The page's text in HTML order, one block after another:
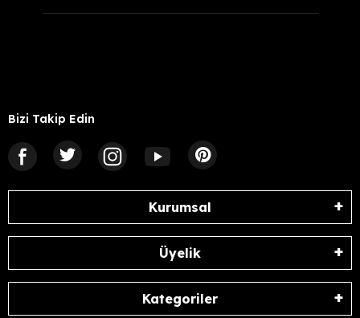
Bizi Takip Edin
Kurumsal
Üyelik
Kategoriler